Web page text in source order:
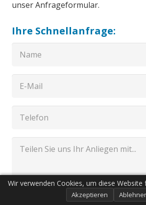
unser Anfrageformular.
Ihre Schnellanfrage:
Wir verwenden Cookies, um diese Website
Akzeptieren